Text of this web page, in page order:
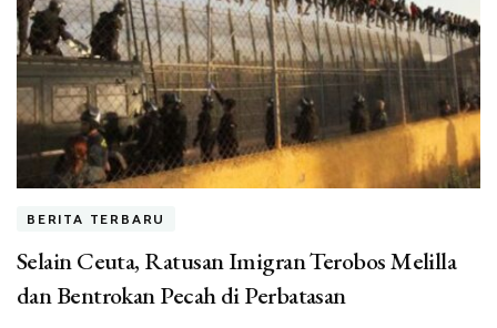
BERITA TERBARU
Selain Ceuta, Ratusan Imigran Terobos Melilla
dan Bentrokan Pecah di Perbatasan